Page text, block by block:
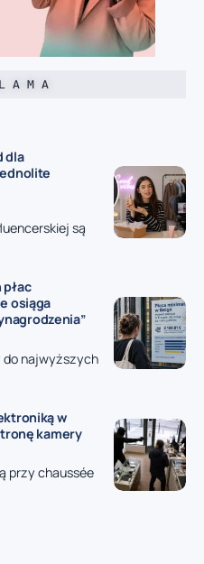
A M A
dla
są
osiąga
do najwyższych
w
kamery
przy chaussée